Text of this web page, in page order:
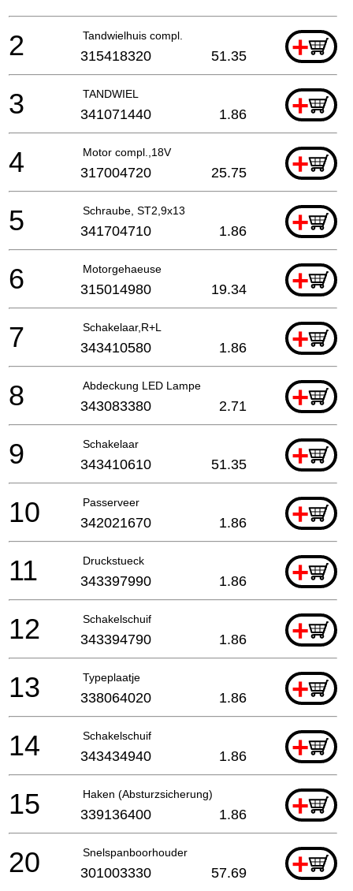
Tandwielhuis compl. +
2 315418320 51.35
TANDWIEL +
3 341071440 1.86
Motor compl.,18V +
4 317004720 25.75
Schraube, ST2,9x13 +
5 341704710 1.86
Motorgehaeuse +
6 315014980 19.34
Schakelaar,R+L +
7 343410580 1.86
Abdeckung LED Lampe +
8 343083380 2.71
Schakelaar +
9 343410610 51.35
Passerveer +
10 342021670 1.86
Druckstueck +
11 343397990 1.86
Schakelschuif +
12 343394790 1.86
Typeplaatje +
13 338064020 1.86
Schakelschuif +
14 343434940 1.86
Haken (Absturzsicherung) +
15 339136400 1.86
Snelspanboorhouder +
20 301003330 57.69